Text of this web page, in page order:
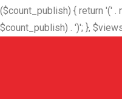
($count_publish) { return '(' .
$count_publish) . ')'; },